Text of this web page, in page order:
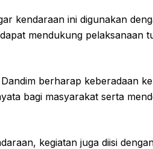
kendaraan ini digunakan
mendukung pelaksanaan
berharap keberadaan
bagi masyarakat serta
kegiatan juga diisi